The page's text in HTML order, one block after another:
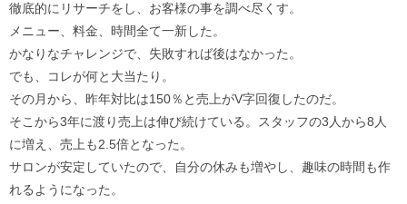
徹底的にリサーチをし、お客様の事を調べ尽くす。
メニュー、料金、時間全て一新した。
かなりなチャレンジで、失敗すれば後はなかった。
でも、コレが何と大当たり。
その月から、昨年対比は150％と売上がV字回復したのだ。
そこから3年に渡り売上は伸び続けている。スタッフの3人から8人
に増え、売上も2.5倍となった。
サロンが安定していたので、自分の休みも増やし、趣味の時間も作
れるようになった。